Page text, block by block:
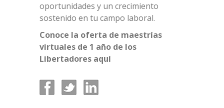
oportunidades y un crecimiento
sostenido en tu campo laboral.
Conoce la oferta de maestrías
virtuales de 1 año de los
Libertadores aquí